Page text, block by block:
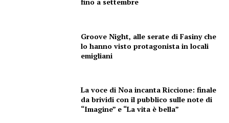
Groove Night, alle serate di Fasiny che
lo hanno visto protagonista in locali
emigliani
La voce di Noa incanta Riccione: finale
da brividi con il pubblico sulle note di
“Imagine” e “La vita è bella”